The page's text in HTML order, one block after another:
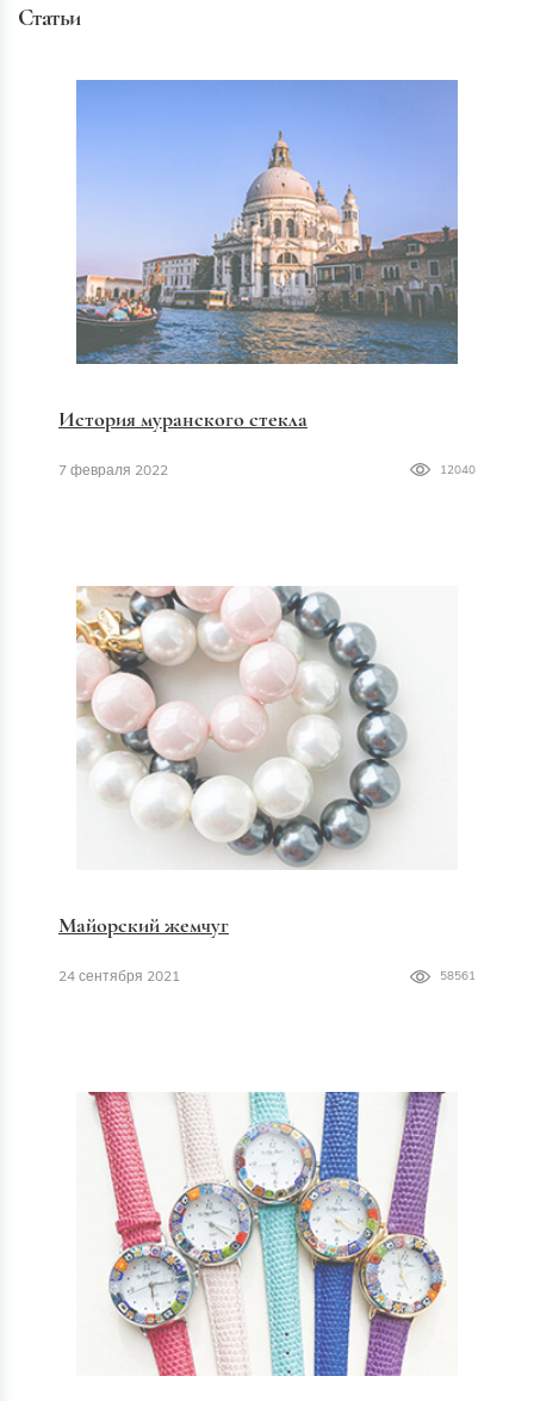
Статьи
История муранского стекла
7 февраля 2022 12040
Майорский жемчуг
24 сентября 2021 58561